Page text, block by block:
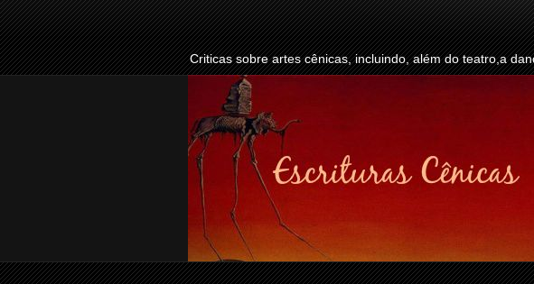
Criticas sobre artes cênicas, incluindo, além do teatro,a